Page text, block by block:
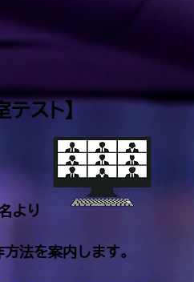
スト】
より
法を案内します。